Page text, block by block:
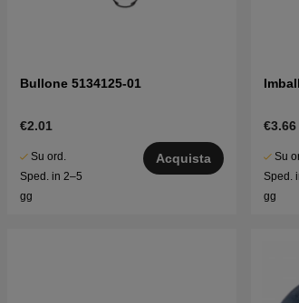
Bullone 5134125-01
€2.01
Su ord.
Sped. in 2–5
gg
Acquista
€3.66
Su
Sped.
gg